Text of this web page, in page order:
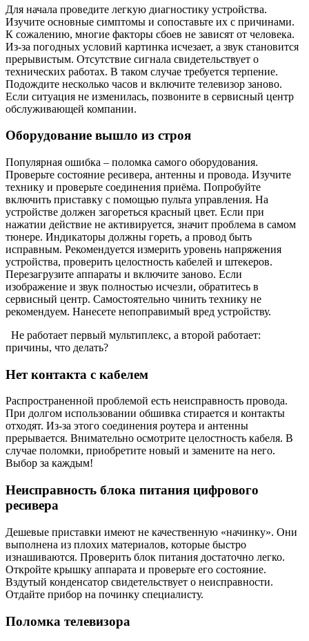
Для начала проведите легкую диагностику устройства.
Изучите основные симптомы и сопоставьте их с причинами.
К сожалению, многие факторы сбоев не зависят от человека.
Из-за погодных условий картинка исчезает, а звук становится
прерывистым. Отсутствие сигнала свидетельствует о
технических работах. В таком случае требуется терпение.
Подождите несколько часов и включите телевизор заново.
Если ситуация не изменилась, позвоните в сервисный центр
обслуживающей компании.
Оборудование вышло из строя
Популярная ошибка – поломка самого оборудования.
Проверьте состояние ресивера, антенны и провода. Изучите
технику и проверьте соединения приёма. Попробуйте
включить приставку с помощью пульта управления. На
устройстве должен загореться красный цвет. Если при
нажатии действие не активируется, значит проблема в самом
тюнере‍. Индикаторы должны гореть, а провод быть
исправным. Рекомендуется измерить уровень напряжения
устройства, проверить целостность кабелей и штекеров.
Перезагрузите аппараты и включите заново. Если
изображение и звук полностью исчезли, обратитесь в
сервисный центр. Самостоятельно чинить технику не
рекомендуем. Нанесете непоправимый вред устройству.
Не работает первый мультиплекс, а второй работает:
причины, что делать?
Нет контакта с кабелем
Распространенной проблемой есть неисправность провода.
При долгом использовании обшивка стирается и контакты
отходят. Из-за этого соединения роутера и антенны
прерывается. Внимательно осмотрите целостность кабеля. В
случае поломки, приобретите новый и замените на него.
Выбор за каждым!
Неисправность блока питания цифрового
ресивера
Дешевые приставки имеют не качественную «начинку». Они
выполнена из плохих материалов, которые быстро
изнашиваются. Проверить блок питания достаточно легко.
Откройте крышку аппарата и проверьте его состояние.
Вздутый конденсатор свидетельствует о неисправности.
Отдайте прибор на починку специалисту.
Поломка телевизора